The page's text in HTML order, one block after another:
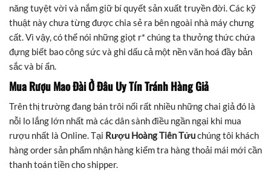
năng tuyệt vời và nắm giữ bí quyết sản xuất truyền đời. Các kỹ
thuật này chưa từng được chia sẻ ra bên ngoài nhà máy chưng
cất. Vì vậy, có thể nói những giọt r* chúng ta thưởng thức chứa
đựng biết bao công sức và ghi dấu cả một nền văn hoá đầy bản
sắc và bí ẩn.
Mua Rượu Mao Đài Ở Đâu Uy Tín Tránh Hàng Giả
Trên thị trường đang bán trôi nổi rất nhiều những chai giả đó là
nỗi lo lắng lớn nhất mà các dân sành điều ngần ngại khi mua
rượu nhất là Online. Tại Rượu Hoàng Tiên Tửuchúng tôi khách
hàng order sản phẩm nhận hàng kiểm tra hàng thoải mái mới cần
thanh toán tiền cho shipper.